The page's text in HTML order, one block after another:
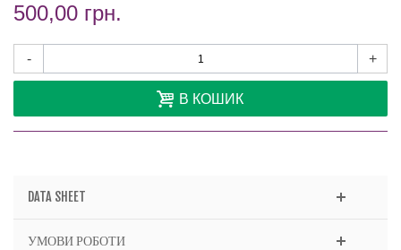
500,00 грн.
- +
В КОШИК
DATA SHEET
УМОВИ РОБОТИ